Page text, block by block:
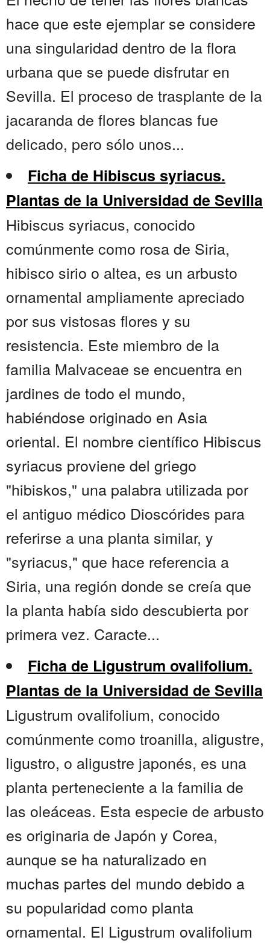
hace que este ejemplar se considere
una singularidad dentro de la flora
urbana que se puede disfrutar en
Sevilla. El proceso de trasplante de la
jacaranda de flores blancas fue
delicado, pero sólo unos...
Ficha de Hibiscus syriacus.
Plantas de la Universidad de Sevilla
Hibiscus syriacus, conocido
comúnmente como rosa de Siria,
hibisco sirio o altea, es un arbusto
ornamental ampliamente apreciado
por sus vistosas flores y su
resistencia. Este miembro de la
familia Malvaceae se encuentra en
jardines de todo el mundo,
habiéndose originado en Asia
oriental. El nombre científico Hibiscus
syriacus proviene del griego
"hibiskos," una palabra utilizada por
el antiguo médico Dioscórides para
referirse a una planta similar, y
"syriacus," que hace referencia a
Siria, una región donde se creía que
la planta había sido descubierta por
primera vez. Caracte...
Ficha de Ligustrum ovalifolium.
Plantas de la Universidad de Sevilla
Ligustrum ovalifolium, conocido
comúnmente como troanilla, aligustre,
ligustro, o aligustre japonés, es una
planta perteneciente a la familia de
las oleáceas. Esta especie de arbusto
es originaria de Japón y Corea,
aunque se ha naturalizado en
muchas partes del mundo debido a
su popularidad como planta
ornamental. El Ligustrum ovalifolium